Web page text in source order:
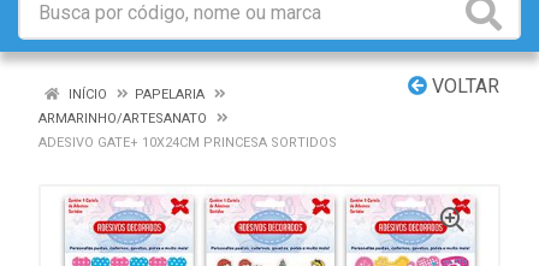
VOLTAR
INÍCIO
PAPELARIA
ARMARINHO/ARTESANATO
ADESIVO GATE+ 10X24CM PRINCESA SORTIDOS